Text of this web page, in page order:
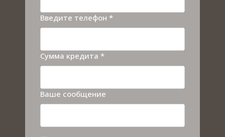
Введите телефон *
Сумма кредита *
Ваше сообщение